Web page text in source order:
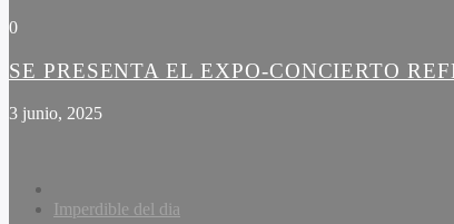
0
SE PRESENTA EL EXPO-CONCIERTO
3 junio, 2025
Imperdible del dia